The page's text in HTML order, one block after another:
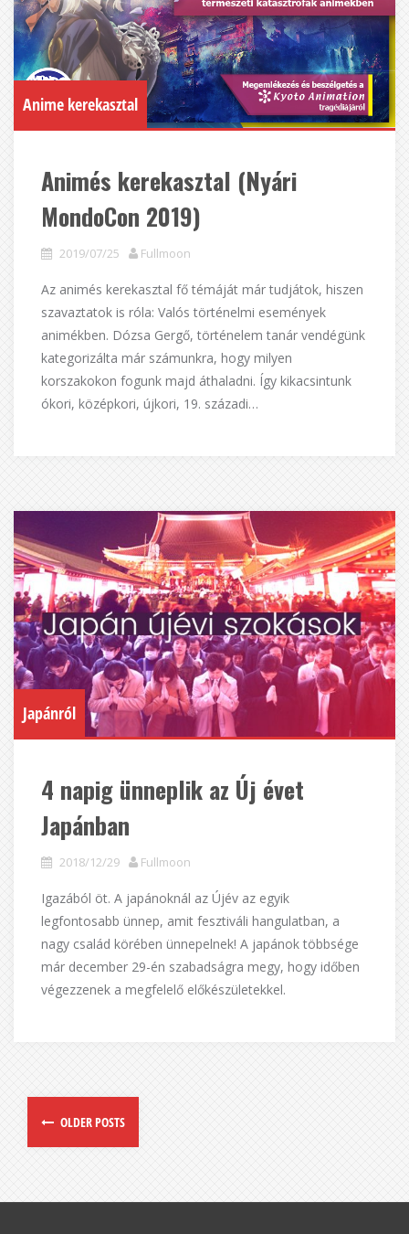
Anime kerekasztal
Animés kerekasztal (Nyári
MondoCon 2019)
2019/07/25 Fullmoon
Az animés kerekasztal fő témáját már tudjátok, hiszen
szavaztatok is róla: Valós történelmi események
animékben. Dózsa Gergő, történelem tanár vendégünk
kategorizálta már számunkra, hogy milyen
korszakokon fogunk majd áthaladni. Így kikacsintunk
ókori, középkori, újkori, 19. századi…
Japánról
4 napig ünneplik az Új évet
Japánban
2018/12/29 Fullmoon
Igazából öt. A japánoknál az Újév az egyik
legfontosabb ünnep, amit fesztiváli hangulatban, a
nagy család körében ünnepelnek! A japánok többsége
már december 29-én szabadságra megy, hogy időben
végezzenek a megfelelő előkészületekkel.
OLDER POSTS